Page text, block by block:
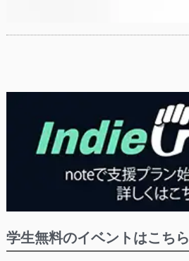
学生無料のイベントはこちら